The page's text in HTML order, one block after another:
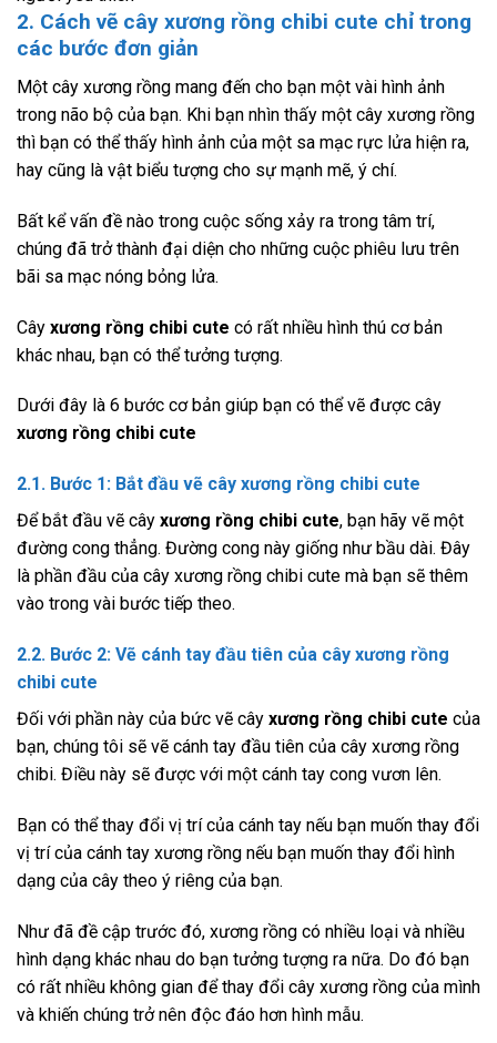
2. Cách vẽ cây xương rồng chibi cute chỉ trong
các bước đơn giản
Một cây xương rồng mang đến cho bạn một vài hình ảnh
trong não bộ của bạn. Khi bạn nhìn thấy một cây xương rồng
thì bạn có thể thấy hình ảnh của một sa mạc rực lửa hiện ra,
hay cũng là vật biểu tượng cho sự mạnh mẽ, ý chí.
Bất kể vấn đề nào trong cuộc sống xảy ra trong tâm trí,
chúng đã trở thành đại diện cho những cuộc phiêu lưu trên
bãi sa mạc nóng bỏng lửa.
Cây xương rồng chibi cute có rất nhiều hình thú cơ bản
khác nhau, bạn có thể tưởng tượng.
Dưới đây là 6 bước cơ bản giúp bạn có thể vẽ được cây
xương rồng chibi cute
2.1. Bước 1: Bắt đầu vẽ cây xương rồng chibi cute
Để bắt đầu vẽ cây xương rồng chibi cute, bạn hãy vẽ một
đường cong thẳng. Đường cong này giống như bầu dài. Đây
là phần đầu của cây xương rồng chibi cute mà bạn sẽ thêm
vào trong vài bước tiếp theo.
2.2. Bước 2: Vẽ cánh tay đầu tiên của cây xương rồng
chibi cute
Đối với phần này của bức vẽ cây xương rồng chibi cute của
bạn, chúng tôi sẽ vẽ cánh tay đầu tiên của cây xương rồng
chibi. Điều này sẽ được với một cánh tay cong vươn lên.
Bạn có thể thay đổi vị trí của cánh tay nếu bạn muốn thay đổi
vị trí của cánh tay xương rồng nếu bạn muốn thay đổi hình
dạng của cây theo ý riêng của bạn.
Như đã đề cập trước đó, xương rồng có nhiều loại và nhiều
hình dạng khác nhau do bạn tưởng tượng ra nữa. Do đó bạn
có rất nhiều không gian để thay đổi cây xương rồng của mình
và khiến chúng trở nên độc đáo hơn hình mẫu.